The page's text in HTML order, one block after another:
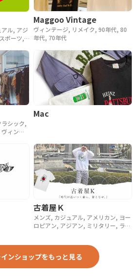
ル, アジ
ポーツ,
Maggoo Vintage
ヴィンテージ, リメイク, 90年代, 80
年代, 70年代
シック,
ィンテ
Mac
古着屋Ｋ
メンズ, カジュアル, アメリカン, ヨー
ロピアン, アジアン, ミリタリー, ラグ
ンショップをもっと見る